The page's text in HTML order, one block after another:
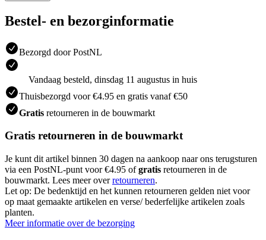
Bestel- en bezorginformatie
Bezorgd door PostNL
Vandaag besteld, dinsdag 11 augustus in huis
Thuisbezorgd voor €4.95 en gratis vanaf €50
Gratis retourneren in de bouwmarkt
Gratis retourneren in de bouwmarkt
Je kunt dit artikel binnen 30 dagen na aankoop naar ons terugsturen
via een PostNL-punt voor €4.95 ofgratis retourneren in de
bouwmarkt. Lees meer overretourneren.
Let op: De bedenktijd en het kunnen retourneren gelden niet voor
op maat gemaakte artikelen en verse/ bederfelijke artikelen zoals
planten.
Meer informatie over de bezorging